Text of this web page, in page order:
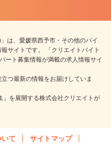
は、愛媛県西予市・その他のバイ
サイトです。 「クリエイトバイト
ート募集情報が満載の求人情報サイ
つ最新の情報をお届けしていま
を展開する株式会社クリエイトが
いて サイトマップ